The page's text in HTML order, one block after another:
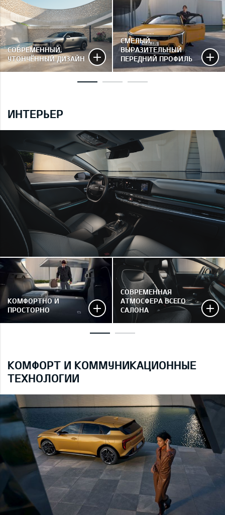
СОВРЕМЕННЫЙ,
УТОНЧЁННЫЙ ДИЗАЙН
СМЕЛЫЙ,
ВЫРАЗИТЕЛЬНЫЙ
ПЕРЕДНИЙ ПРОФИЛЬ
ИНТЕРЬЕР
КОМФОРТНО И
ПРОСТОРНО
СОВРЕМЕННАЯ
АТМОСФЕРА ВСЕГО
САЛОНА
КОМФОРТ И КОММУНИКАЦИОННЫЕ
ТЕХНОЛОГИИ